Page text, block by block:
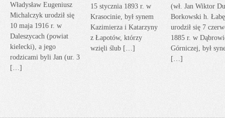
Władysław Eugeniusz
Michalczyk urodził się
10 maja 1916 r. w
Daleszycach (powiat
kielecki), a jego
rodzicami byli Jan (ur. 3
[…]
15 stycznia 1893 r. w
Krasocinie, był synem
Kazimierza i Katarzyny
z Łapotów, którzy
wzięli ślub […]
(wł. Jan Wiktor
Borkowski h.
urodził się 7
1885 r. w
Górniczej, był
[…]